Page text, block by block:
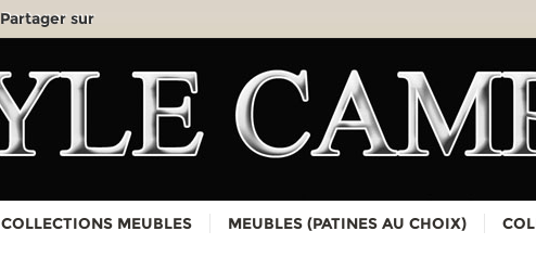
Partager sur
COLLECTIONS MEUBLES MEUBLES (PATINES AU CHOIX)